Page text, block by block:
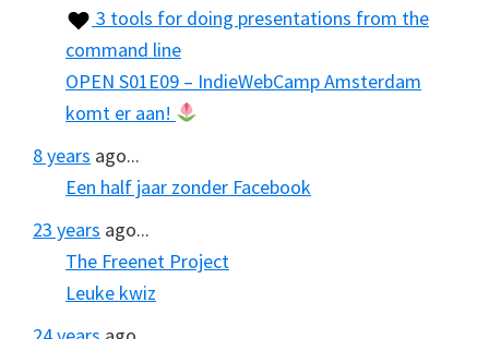
3 tools for doing presentations from the
command line
OPEN S01E09 – IndieWebCamp Amsterdam
komt er aan!
8 years ago...
Een half jaar zonder Facebook
23 years ago...
The Freenet Project
Leuke kwiz